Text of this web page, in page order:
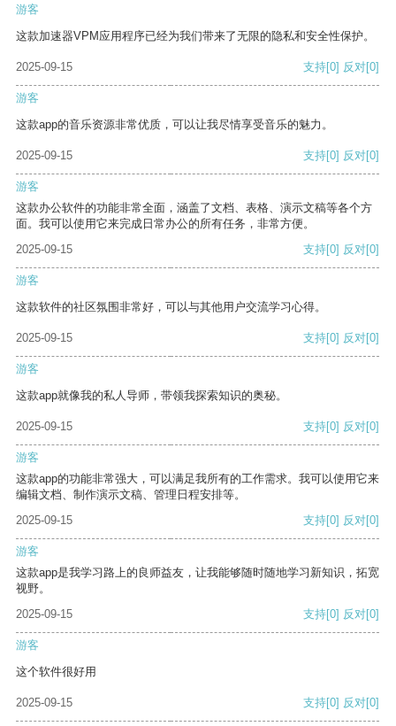
游客
这款加速器VPM应用程序已经为我们带来了无限的隐私和安全性保护。
2025-09-15 支持[0] 反对[0]
游客
这款app的音乐资源非常优质，可以让我尽情享受音乐的魅力。
2025-09-15 支持[0] 反对[0]
游客
这款办公软件的功能非常全面，涵盖了文档、表格、演示文稿等各个方
面。我可以使用它来完成日常办公的所有任务，非常方便。
2025-09-15
支持[0] 反对[0]
游客
这款软件的社区氛围非常好，可以与其他用户交流学习心得。
2025-09-15 支持[0] 反对[0]
游客
这款app就像我的私人导师，带领我探索知识的奥秘。
2025-09-15 支持[0] 反对[0]
游客
这款app的功能非常强大，可以满足我所有的工作需求。我可以使用它来
编辑文档、制作演示文稿、管理日程安排等。
2025-09-15
支持[0] 反对[0]
游客
这款app是我学习路上的良师益友，让我能够随时随地学习新知识，拓宽
视野。
2025-09-15
支持[0] 反对[0]
游客
这个软件很好用
2025-09-15 支持[0] 反对[0]